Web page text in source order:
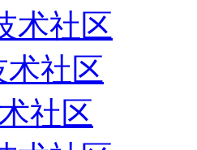
术社区
社区
社区